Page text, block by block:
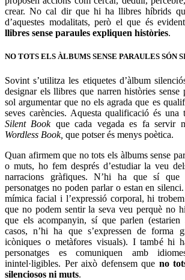
crear. No cal dir que hi ha llibres híbrids
d’aquestes modalitats, però el que és
llibres sense paraules expliquen històries.
NO TOTS ELS ÀLBUMS SENSE PARAULES SÓN
Sovint s’utilitza les etiquetes d’àlbum
designar els llibres que narren històries sense
sol argumentar que no els agrada que es
seves carències. Aquesta qualificació és una
Silent Bookque cada vegada es fa servir
Wordless Book, que potser és menys poètica.
Quan afirmem que no tots els àlbums sense
o muts, ho fem després d’estudiar la veu
narracions gràfiques. N’hi ha que sí
personatges no poden parlar o estan en
mímica facial i l’expressió corporal, hi
que no podem sentir la seva veu perquè no
que els acompanyin, sí que parlen (estarien
casos, n’hi ha que s’expressen de forma
icòniques o metàfores visuals). I també hi
personatges es comuniquen amb
inintel·ligibles. Per això defensem que no
silenciosos ni muts.